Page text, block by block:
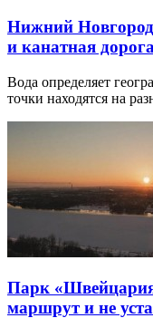
Нижний
и канатная дорога
Вода определяет
точки находятся на
Парк
маршрут и не